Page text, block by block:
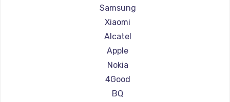
Ремонт планшетов Getac
Ремонт планшетов ZTE
Ремонт планшетов Google
Ремонт планшетов Navitel
Ремонт планшетов Teclast
Ремонт планшетов CHUWI
Samsung
Xiaomi
Alcatel
Apple
Nokia
4Good
BQ